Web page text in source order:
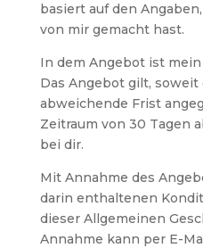
basiert auf den
von mir gemacht hast.
In dem Angebot ist
Das Angebot gilt, soweit
abweichende Frist
Zeitraum von 30 Tagen
bei dir.
Mit Annahme des
darin enthaltenen
dieser Allgemeinen
Annahme kann per E-